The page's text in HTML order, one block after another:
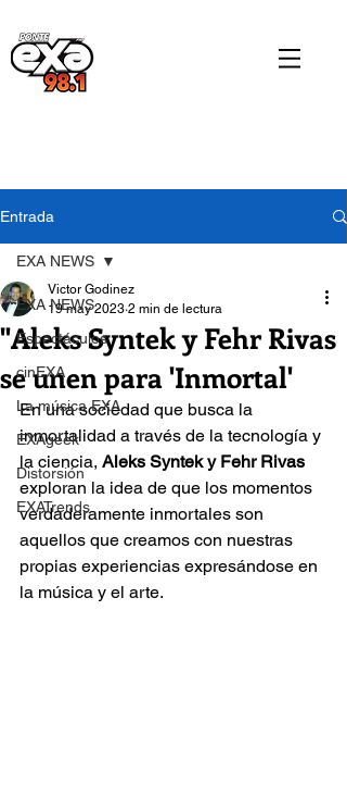
Entrada
EXA NEWS
Espectáculos
cinEXA
La música EXA
EXAgeek
Distorsión
EXATrends
EXA NEWS
"Aleks Syntek y Fehr Rivas
se unen para 'Inmortal'
Victor Godinez
19 may 2023 2 min de lectura
En una sociedad que busca la
inmortalidad a través de la tecnología y
la ciencia, Aleks Syntek y Fehr Rivas
exploran la idea de que los momentos
verdaderamente inmortales son
aquellos que creamos con nuestras
propias experiencias expresándose en
la música y el arte.